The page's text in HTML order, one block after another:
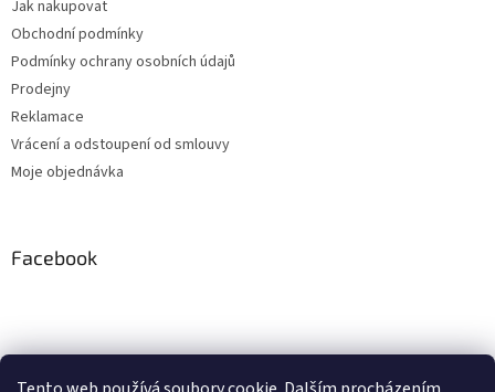
Jak nakupovat
Obchodní podmínky
Podmínky ochrany osobních údajů
Prodejny
Reklamace
Vrácení a odstoupení od smlouvy
Moje objednávka
Facebook
Instagram